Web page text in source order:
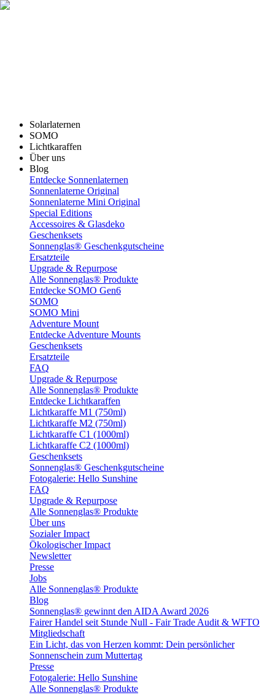
Solarlaternen
SOMO
Lichtkaraffen
Über uns
Blog
Entdecke Sonnenlaternen
Sonnenlaterne Original
Sonnenlaterne Mini Original
Special Editions
Accessoires & Glasdeko
Geschenksets
Sonnenglas® Geschenkgutscheine
Ersatzteile
Upgrade & Repurpose
Alle Sonnenglas® Produkte
Entdecke SOMO Gen6
SOMO
SOMO Mini
Adventure Mount
Entdecke Adventure Mounts
Geschenksets
Ersatzteile
FAQ
Upgrade & Repurpose
Alle Sonnenglas® Produkte
Entdecke Lichtkaraffen
Lichtkaraffe M1 (750ml)
Lichtkaraffe M2 (750ml)
Lichtkaraffe C1 (1000ml)
Lichtkaraffe C2 (1000ml)
Geschenksets
Sonnenglas® Geschenkgutscheine
Fotogalerie: Hello Sunshine
FAQ
Upgrade & Repurpose
Alle Sonnenglas® Produkte
Über uns
Sozialer Impact
Ökologischer Impact
Newsletter
Presse
Jobs
Alle Sonnenglas® Produkte
Blog
Sonnenglas® gewinnt den AIDA Award 2026
Fairer Handel seit Stunde Null - Fair Trade Audit & WFTO
Mitgliedschaft
Ein Licht, das von Herzen kommt: Dein persönlicher
Sonnenschein zum Muttertag
Presse
Fotogalerie: Hello Sunshine
Alle Sonnenglas® Produkte